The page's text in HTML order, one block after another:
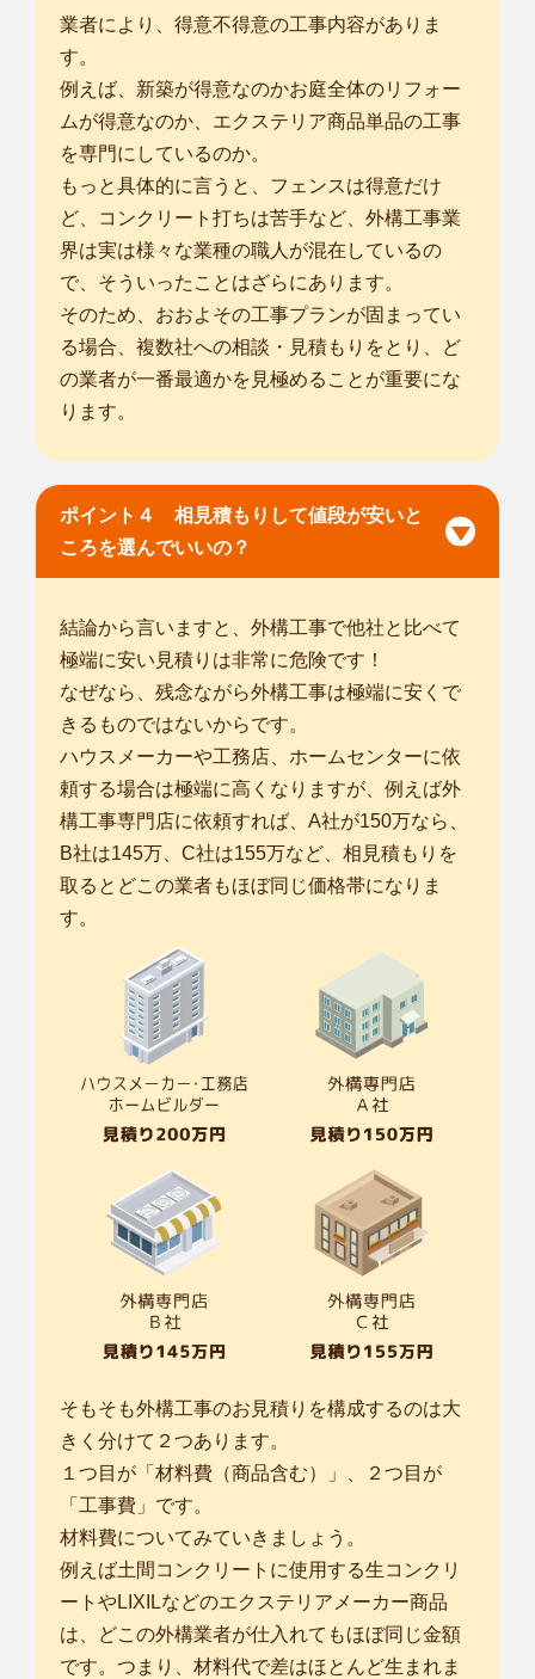
業者により、得意不得意の工事内容がありま
す。
例えば、新築が得意なのかお庭全体のリフォー
ムが得意なのか、エクステリア商品単品の工事
を専門にしているのか。
もっと具体的に言うと、フェンスは得意だけ
ど、コンクリート打ちは苦手など、外構工事業
界は実は様々な業種の職人が混在しているの
で、そういったことはざらにあります。
そのため、おおよその工事プランが固まってい
る場合、複数社への相談・見積もりをとり、ど
の業者が一番最適かを見極めることが重要にな
ります。
ポイント４ 相見積もりして値段が安いと
ころを選んでいいの？
結論から言いますと、外構工事で他社と比べて
極端に安い見積りは非常に危険です！
なぜなら、残念ながら外構工事は極端に安くで
きるものではないからです。
ハウスメーカーや工務店、ホームセンターに依
頼する場合は極端に高くなりますが、例えば外
構工事専門店に依頼すれば、A社が150万なら、
B社は145万、C社は155万など、相見積もりを
取るとどこの業者もほぼ同じ価格帯になりま
す。
そもそも外構工事のお見積りを構成するのは大
きく分けて２つあります。
１つ目が「材料費（商品含む）」、２つ目が
「工事費」です。
材料費についてみていきましょう。
例えば土間コンクリートに使用する生コンクリ
ートやLIXILなどのエクステリアメーカー商品
は、どこの外構業者が仕入れてもほぼ同じ金額
です。つまり、材料代で差はほとんど生まれま